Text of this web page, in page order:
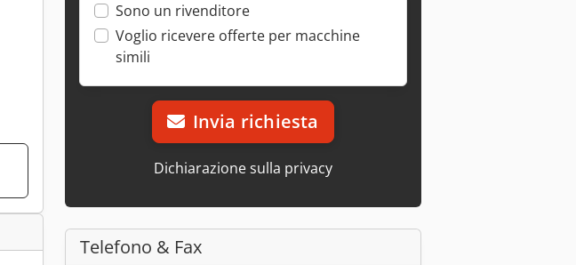
Sono un rivenditore
Voglio ricevere offerte per macchine
simili
Invia richiesta
Dichiarazione sulla privacy
Telefono & Fax